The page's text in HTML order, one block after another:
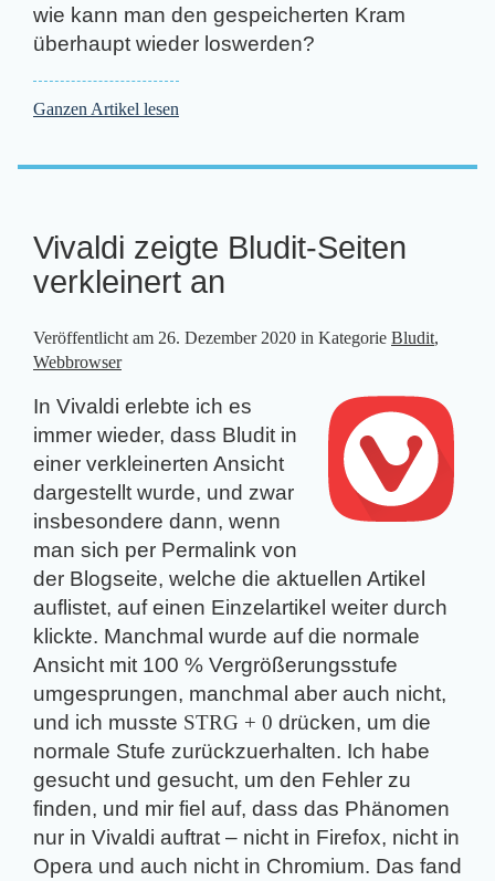
wie kann man den gespeicherten Kram
überhaupt wieder loswerden?
Ganzen Artikel lesen
Vivaldi zeigte Bludit-Seiten
verkleinert an
Veröffentlicht am 26. Dezember 2020 in Kategorie Bludit,
Webbrowser
In Vivaldi erlebte ich es
immer wieder, dass Bludit in
einer verkleinerten Ansicht
dargestellt wurde, und zwar
insbesondere dann, wenn
man sich per Permalink von
der Blogseite, welche die aktuellen Artikel
auflistet, auf einen Einzelartikel weiter durch
klickte. Manchmal wurde auf die normale
Ansicht mit 100 % Vergrößerungsstufe
umgesprungen, manchmal aber auch nicht,
und ich musste STRG + 0 drücken, um die
normale Stufe zurückzuerhalten. Ich habe
gesucht und gesucht, um den Fehler zu
finden, und mir fiel auf, dass das Phänomen
nur in Vivaldi auftrat – nicht in Firefox, nicht in
Opera und auch nicht in Chromium. Das fand